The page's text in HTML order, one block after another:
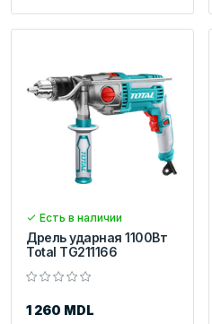
Есть в наличии
Дрель ударная 1100Вт
Total TG211166
1 260 MDL